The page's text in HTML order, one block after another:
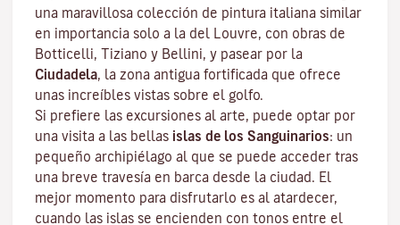
una maravillosa colección de pintura italiana similar
en importancia solo a la del Louvre, con obras de
Botticelli, Tiziano y Bellini, y pasear por la
Ciudadela, la zona antigua fortificada que ofrece
unas increíbles vistas sobre el golfo.
Si prefiere las excursiones al arte, puede optar por
una visita a las bellas islas de los Sanguinarios: un
pequeño archipiélago al que se puede acceder tras
una breve travesía en barca desde la ciudad. El
mejor momento para disfrutarlo es al atardecer,
cuando las islas se encienden con tonos entre el